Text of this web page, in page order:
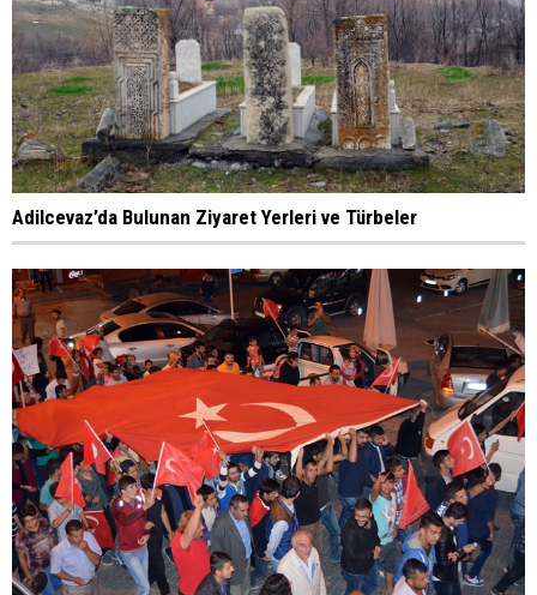
Adilcevaz’da Bulunan Ziyaret Yerleri ve Türbeler